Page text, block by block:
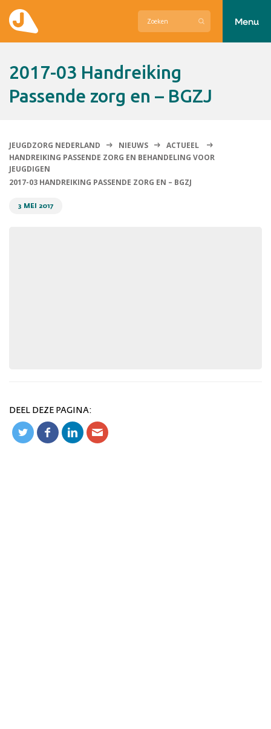
Contact
Menu
2017-03 Handreiking
Passende zorg en – BGZJ
JEUGDZORG NEDERLAND NIEUWS
ACTUEEL
HANDREIKING PASSENDE ZORG EN BEHANDELING VOOR
JEUGDIGEN
2017-03 HANDREIKING PASSENDE ZORG EN – BGZJ
3 MEI 2017
DEEL DEZE PAGINA: